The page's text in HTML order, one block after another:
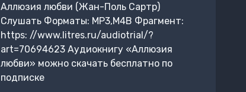
Аллюзия любви (Жан-Поль Сартр)
Слушать Форматы: MP3,M4B Фрагмент:
https: //www.litres.ru/audiotrial/?
art=70694623 Аудиокнигу «Аллюзия
любви» можно скачать бесплатно по
подписке